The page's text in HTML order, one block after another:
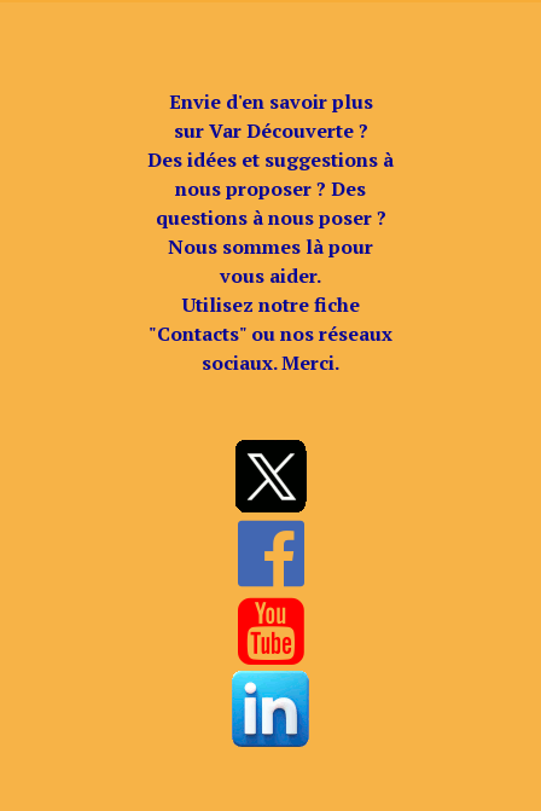
Envie d'en savoir plus
sur Var Découverte ?
Des idées et suggestions à
nous proposer ? Des
questions à nous poser ?
Nous sommes là pour
vous aider.
Utilisez notre fiche
"Contacts" ou nos réseaux
sociaux. Merci.

